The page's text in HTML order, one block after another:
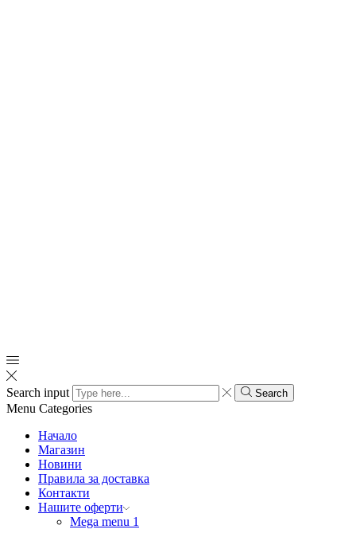
Search input Search
Menu Categories
Начало
Магазин
Новини
Правила за доставка
Контакти
Нашите оферти
Mega menu 1